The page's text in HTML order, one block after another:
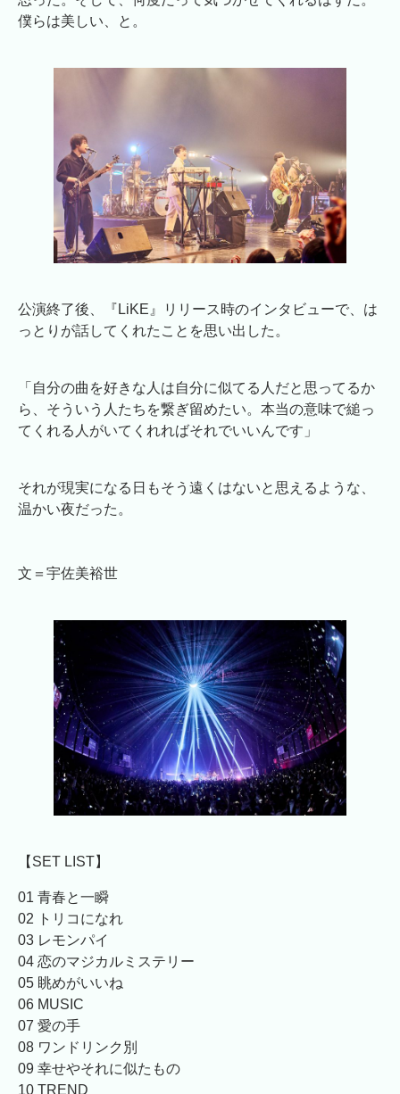
僕らは美しい、と。
公演終了後、『LiKE』リリース時のインタビューで、は
っとりが話してくれたことを思い出した。
「自分の曲を好きな人は自分に似てる人だと思ってるか
ら、そういう人たちを繋ぎ留めたい。本当の意味で縋っ
てくれる人がいてくれればそれでいいんです」
それが現実になる日もそう遠くはないと思えるような、
温かい夜だった。
文＝宇佐美裕世
【SET LIST】
01 青春と一瞬
02 トリコになれ
03 レモンパイ
04 恋のマジカルミステリー
05 眺めがいいね
06 MUSIC
07 愛の手
08 ワンドリンク別
09 幸せやそれに似たもの
10 TREND